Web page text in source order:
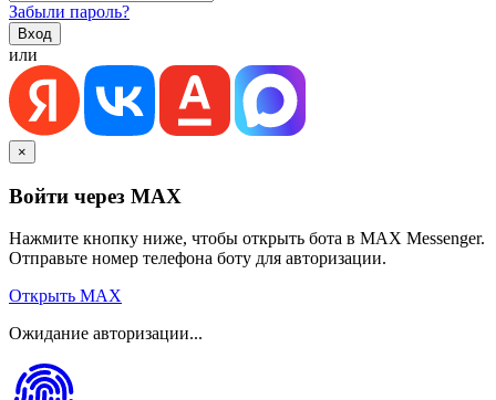
Забыли пароль?
или
×
Войти через MAX
Нажмите кнопку ниже, чтобы открыть бота в MAX Messenger.
Отправьте номер телефона боту для авторизации.
Открыть MAX
Ожидание авторизации...